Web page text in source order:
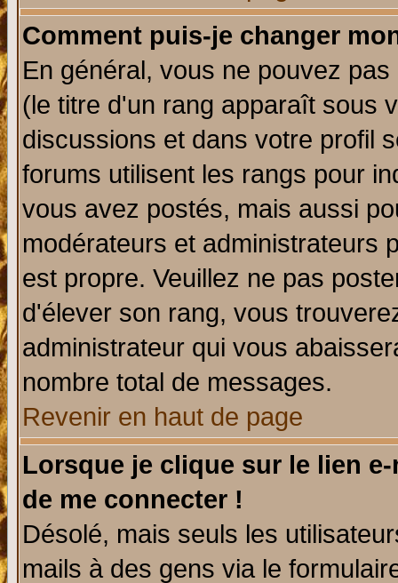
Comment puis-je changer
En général, vous ne pouvez
(le titre d'un rang apparaît sous
discussions et dans votre profil
forums utilisent les rangs pour
vous avez postés, mais aussi
modérateurs et administrateurs
est propre. Veuillez ne pas
d'élever son rang, vous
administrateur qui vous
nombre total de messages.
Revenir en haut de page
Lorsque je clique sur le lien
de me connecter !
Désolé, mais seuls les
mails à des gens via le